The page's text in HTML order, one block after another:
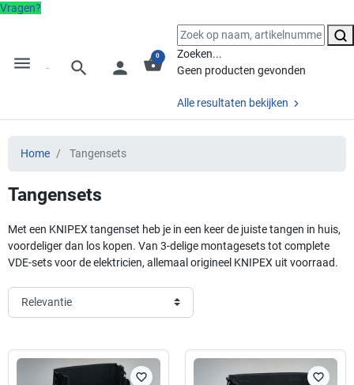
Vragen?
menu search person shopping_basket
0
Zoeken...
Geen producten gevonden
Alle resultaten bekijken
Home Tangensets
Tangensets
Met een KNIPEX tangenset heb je in een keer de juiste tangen in huis,
voordeliger dan los kopen. Van 3-delige montagesets tot complete
VDE-sets voor de elektricien, allemaal origineel KNIPEX uit voorraad.
favorite_border favorite_border